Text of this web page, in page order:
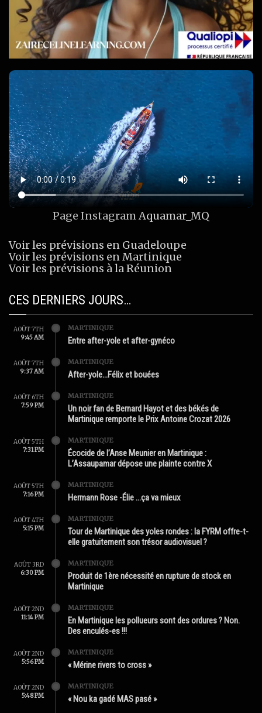
Page InstagramAquamar_MQ
Voir les prévisions en Guadeloupe
Voir les prévisions en Martinique
Voir les prévisions à la Réunion
CES DERNIERS JOURS…
AOÛT 7TH
9:45 AM
MARTINIQUE
Entre after-yole et after-gynéco
AOÛT 7TH
9:37 AM
MARTINIQUE
After-yole…Félix et bouées
AOÛT 6TH
7:59 PM
MARTINIQUE
Un noir fan de Bernard Hayot et des békés de
Martinique remporte le Prix Antoine Crozat 2026
AOÛT 5TH
7:31 PM
MARTINIQUE
Écocide de l’Anse Meunier en Martinique :
L’Assaupamar dépose une plainte contre X
AOÛT 5TH
7:16 PM
MARTINIQUE
Hermann Rose -Élie …ça va mieux
AOÛT 4TH
5:15 PM
MARTINIQUE
Tour de Martinique des yoles rondes : la FYRM offre-t-
elle gratuitement son trésor audiovisuel ?
AOÛT 3RD
6:30 PM
MARTINIQUE
Produit de 1ère nécessité en rupture de stock en
Martinique
AOÛT 2ND
11:14 PM
MARTINIQUE
En Martinique les pollueurs sont des ordures ? Non.
Des enculés-es !!!
AOÛT 2ND
5:56 PM
MARTINIQUE
« Mérine rivers to cross »
AOÛT 2ND
5:48 PM
MARTINIQUE
« Nou ka gadé MAS pasé »